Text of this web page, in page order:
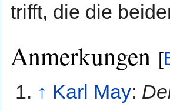
trifft, die die
Anmerkungen [
↑ Karl May: